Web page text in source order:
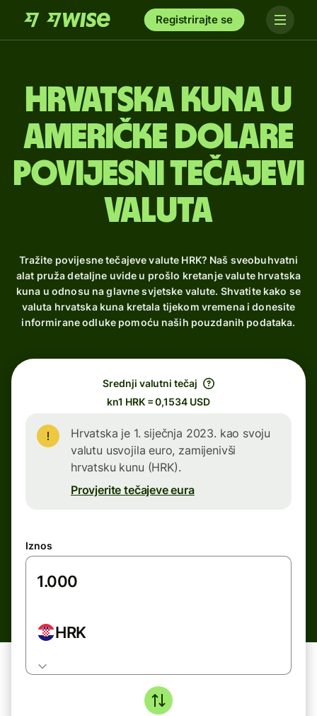
Registrirajte se
hrvatska kuna u
američke dolare
Povijesni tečajevi
valuta
Tražite povijesne tečajeve valute HRK? Naš sveobuhvatni
alat pruža detaljne uvide u prošlo kretanje valute hrvatska
kuna u odnosu na glavne svjetske valute. Shvatite kako se
valuta hrvatska kuna kretala tijekom vremena i donesite
informirane odluke pomoću naših pouzdanih podataka.
Srednji valutni tečaj
kn1 HRK = 0,1534 USD
Hrvatska je 1. siječnja 2023. kao svoju
valutu usvojila euro, zamijenivši
hrvatsku kunu (HRK).
Provjerite tečajeve eura
Iznos
HRK